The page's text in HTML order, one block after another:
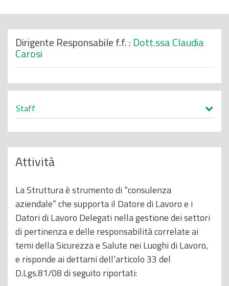
o
Dirigente Responsabile f.f. : Dott.ssa Claudia
Carosi
Staff
Attività
La Struttura è strumento di “consulenza
aziendale” che supporta il Datore di Lavoro e i
Datori di Lavoro Delegati nella gestione dei settori
di pertinenza e delle responsabilità correlate ai
temi della Sicurezza e Salute nei Luoghi di Lavoro,
e risponde ai dettami dell’articolo 33 del
D.Lgs.81/08 di seguito riportati: